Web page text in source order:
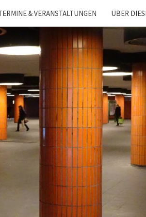
& VERANSTALTUNGEN ÜBER
Dr.